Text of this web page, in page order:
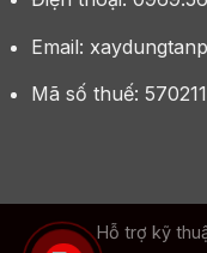
Email:
Mã số thuế:
Hỗ trợ kỹ